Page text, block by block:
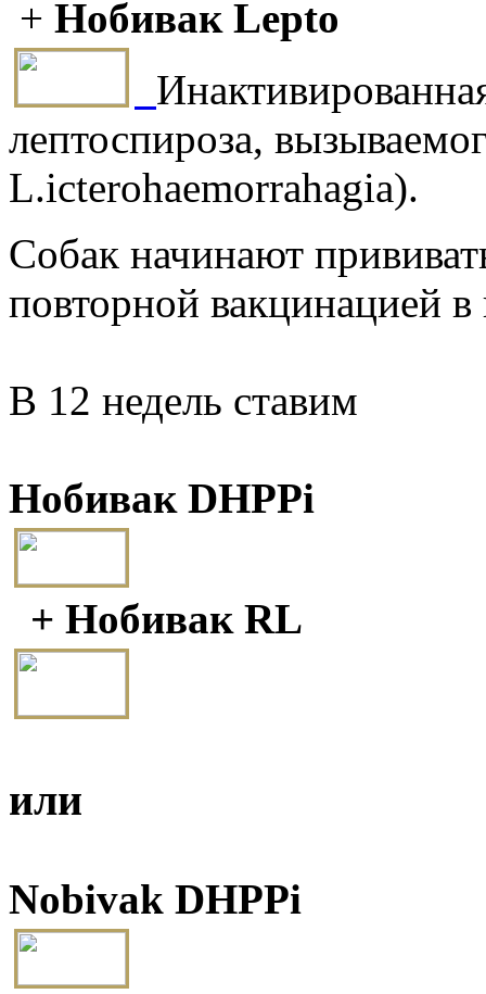
+ Нобивак Lepto
лептоспироза,
L.icterohaemorrahagia).
Собак начинают
повторной вакцинацией в
В 12 недель ставим
Нобивак DHPPi
+ Нобивак RL
или
Nobivak DHPPi